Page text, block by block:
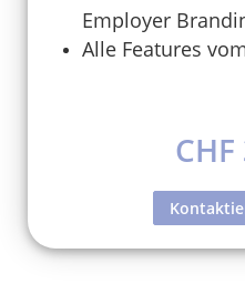
Employer
Alle Features